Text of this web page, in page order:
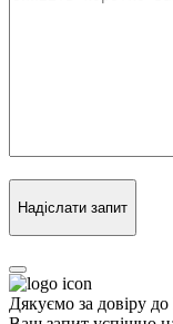
Надіслати запит
Дякуємо за довіру